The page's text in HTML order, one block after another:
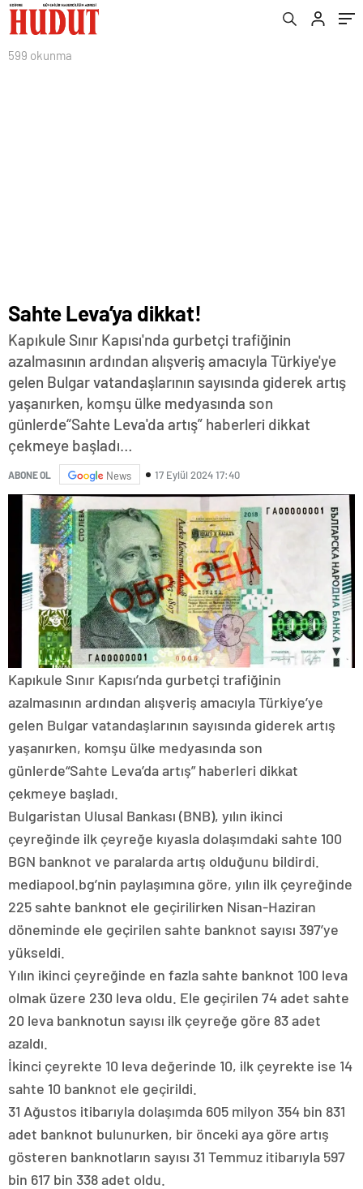
599 okunma
Sahte Leva’ya dikkat!
Kapıkule Sınır Kapısı'nda gurbetçi trafiğinin
azalmasının ardından alışveriş amacıyla Türkiye'ye
gelen Bulgar vatandaşlarının sayısında giderek artış
yaşanırken, komşu ülke medyasında son
günlerde“Sahte Leva'da artış” haberleri dikkat
çekmeye başladı…
ABONE OL News 17 Eylül 2024 17:40
Kapıkule Sınır Kapısı’nda gurbetçi trafiğinin
azalmasının ardından alışveriş amacıyla Türkiye’ye
gelen Bulgar vatandaşlarının sayısında giderek artış
yaşanırken, komşu ülke medyasında son
günlerde“Sahte Leva’da artış” haberleri dikkat
çekmeye başladı.
Bulgaristan Ulusal Bankası (BNB), yılın ikinci
çeyreğinde ilk çeyreğe kıyasla dolaşımdaki sahte 100
BGN banknot ve paralarda artış olduğunu bildirdi.
mediapool.bg’nin paylaşımına göre, yılın ilk çeyreğinde
225 sahte banknot ele geçirilirken Nisan-Haziran
döneminde ele geçirilen sahte banknot sayısı 397’ye
yükseldi.
Yılın ikinci çeyreğinde en fazla sahte banknot 100 leva
olmak üzere 230 leva oldu. Ele geçirilen 74 adet sahte
20 leva banknotun sayısı ilk çeyreğe göre 83 adet
azaldı.
İkinci çeyrekte 10 leva değerinde 10, ilk çeyrekte ise 14
sahte 10 banknot ele geçirildi.
31 Ağustos itibarıyla dolaşımda 605 milyon 354 bin 831
adet banknot bulunurken, bir önceki aya göre artış
gösteren banknotların sayısı 31 Temmuz itibarıyla 597
bin 617 bin 338 adet oldu.